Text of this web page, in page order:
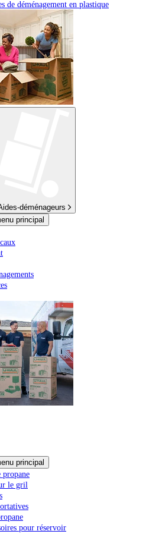
de déménagement en plastique
déménageurs
principal
principal
propane
le gril
pour réservoir